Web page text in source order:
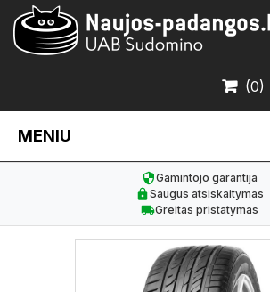
(0)
MENIU
Gamintojo garantija
Saugus atsiskaitymas
Greitas pristatymas